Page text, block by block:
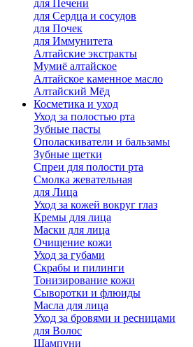
для Печени
для Сердца и сосудов
для Почек
для Иммунитета
Алтайские экстракты
Мумиё алтайское
Алтайское каменное масло
Алтайский Мёд
Косметика и уход
Уход за полостью рта
Зубные пасты
Ополаскиватели и бальзамы
Зубные щетки
Спреи для полости рта
Смолка жевательная
для Лица
Уход за кожей вокруг глаз
Кремы для лица
Маски для лица
Очищение кожи
Уход за губами
Скрабы и пилинги
Тонизирование кожи
Сыворотки и флюиды
Масла для лица
Уход за бровями и ресницами
для Волос
Шампуни